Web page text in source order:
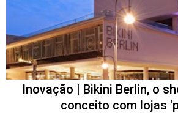
Inovação | Bikini Berlin, o
conceito com lojas